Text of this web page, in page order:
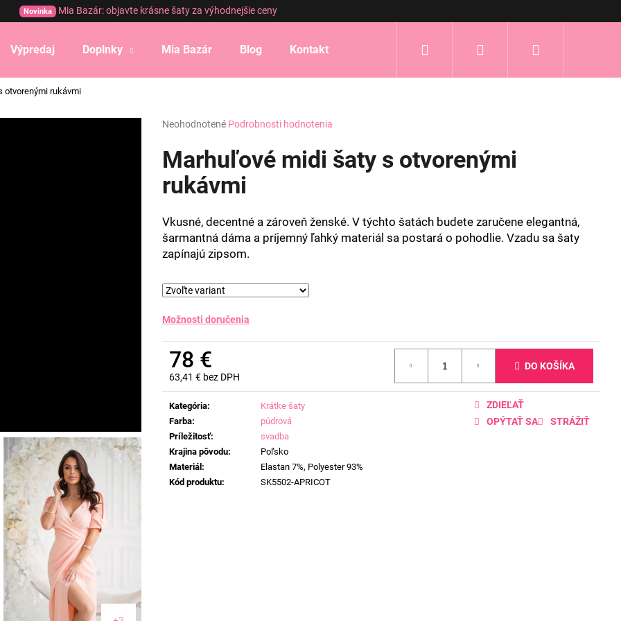
Novinka Mia Bazár: objavte krásne šaty za výhodnejšie ceny
Výpredaj Doplnky Mia Bazár Blog Kontakt Prihlásenie
otvorenými rukávmi
Priemerné
produktu
je
hviezdičiek.
Neohodnotené Podrobnosti hodnotenia
Marhuľové midi šaty s otvorenými
rukávmi
Vkusné, decentné a zároveň ženské. V týchto šatách budete zaručene elegantná,
šarmantná dáma a príjemný ľahký materiál sa postará o pohodlie. Vzadu sa šaty
zapínajú zipsom.
Možnosti doručenia
78 €
63,41 € bez DPH
Jednotková
cena:
DO KOŠÍKA
Kategória:
Krátke šaty
Farba:
púdrová
Príležitosť:
svadba
Krajina pôvodu:
Poľsko
Materiál:
Elastan 7%, Polyester 93%
Kód produktu: SK5502-APRICOT
OPÝTAŤ SA STRÁŽIŤ
ZDIEĽAŤ
Čo potrebujete nájsť?
HĽADAŤ